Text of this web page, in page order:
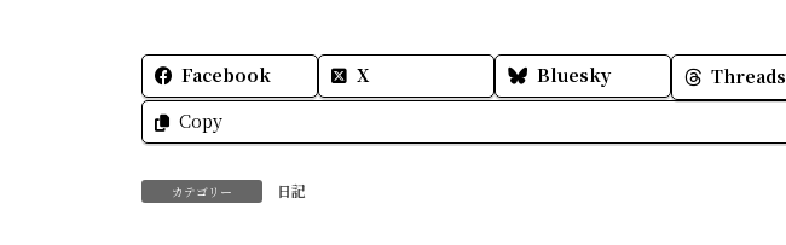
Facebook X Bluesky Threads
Copy
カテゴリー 日記